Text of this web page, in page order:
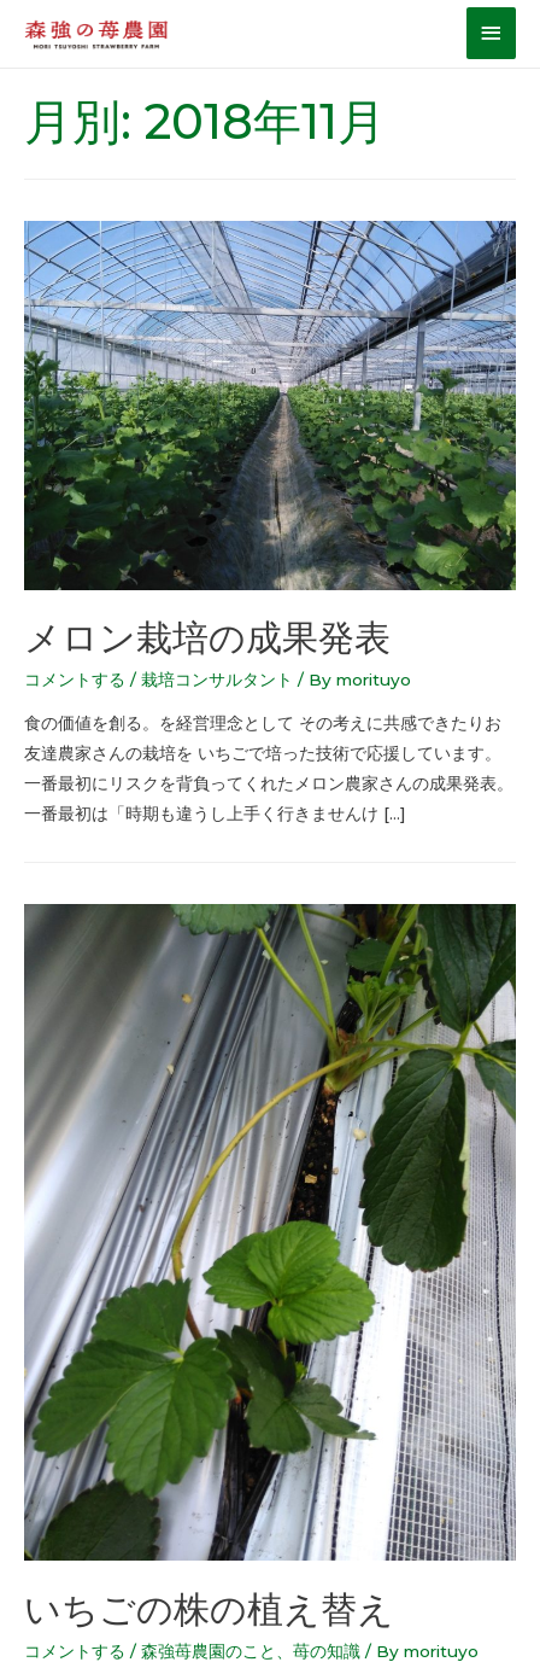
月別: 2018年11月
メロン栽培の成果発表
コメントする / 栽培コンサルタント / By morituyo
食の価値を創る。を経営理念として その考えに共感できたりお
友達農家さんの栽培を いちごで培った技術で応援しています。
一番最初にリスクを背負ってくれたメロン農家さんの成果発表。
一番最初は「時期も違うし上手く行きませんけ […]
いちごの株の植え替え
コメントする / 森強苺農園のこと 苺の知識 / By morituyo